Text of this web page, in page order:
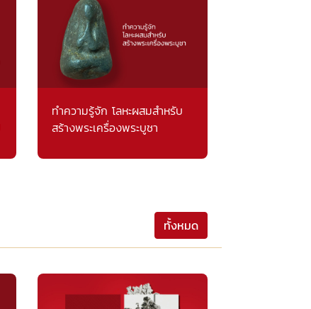
ทำความรู้จัก โลหะผสมสำหรับ
สร้างพระเครื่องพระบูชา
ทั้งหมด